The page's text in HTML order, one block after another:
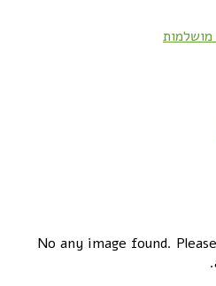
מושלמות
No any image found.